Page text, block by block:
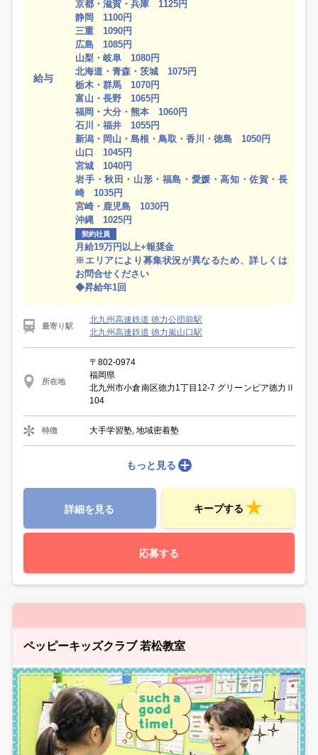
給与
京都・滋賀・兵庫 1125円
静岡 1100円
三重 1090円
広島 1085円
山梨・岐阜 1080円
北海道・青森・茨城 1075円
栃木・群馬 1070円
富山・長野 1065円
福岡・大分・熊本 1060円
石川・福井 1055円
新潟・岡山・島根・鳥取・香川・徳島 1050円
山口 1045円
宮城 1040円
岩手・秋田・山形・福島・愛媛・高知・佐賀・長
崎 1035円
宮崎・鹿児島 1030円
沖縄 1025円
契約社員
月給19万円以上+報奨金
※エリアにより募集状況が異なるため、詳しくは
お問合せください
◆昇給年1回
最寄り駅
北九州高速鉄道 徳力公団前駅
北九州高速鉄道 徳力嵐山口駅
所在地
〒802-0974
福岡県
北九州市小倉南区徳力1丁目12-7 グリーンピア徳力Ⅱ
104
特徴 大手学習塾, 地域密着塾
もっと見る
詳細を見る キープする
応募する
ペッピーキッズクラブ 若松教室